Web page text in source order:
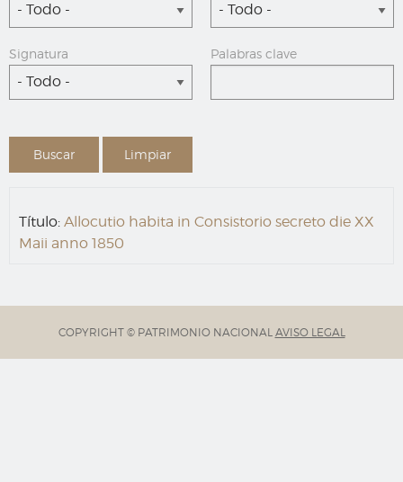
- Todo - - Todo -
Signatura
- Todo -
Palabras clave
Título: Allocutio habita in Consistorio secreto die XX
Maii anno 1850
COPYRIGHT © PATRIMONIO NACIONAL AVISO LEGAL